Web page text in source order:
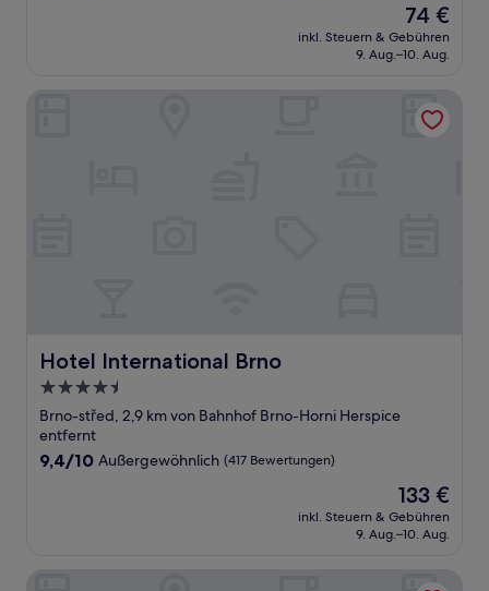
Der
Preis
beträgt
74 €
inkl. Steuern & Gebühren
9. Aug.–10. Aug.
Hotel International Brno
Hotel International Brno
4.5-
Sterne-
Unterkunft
Brno-střed, 2,9 km von Bahnhof Brno-Horni Herspice
entfernt
9.4
9,4/10 Außergewöhnlich (417 Bewertungen)
Der
Preis
beträgt
133 €
inkl. Steuern & Gebühren
9. Aug.–10. Aug.